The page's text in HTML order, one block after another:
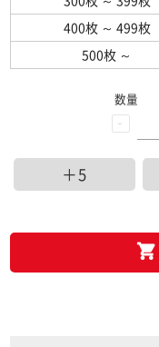
400枚 ～ 499枚
500枚 ～
-
数量
＋5